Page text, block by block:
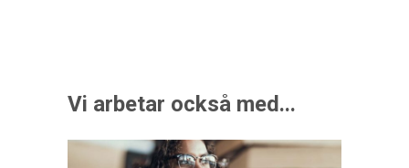
Vi arbetar också med...